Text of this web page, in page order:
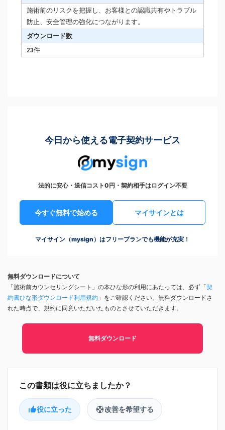
施術前のリスクを把握し、お客様との認識共有やトラブル
防止、安全管理の強化につながります。
ダウンロード数
23件
今日から使える電子契約サービス
法的に安心・送信コスト0円・契約相手はログイン不要
今すぐ無料で始める マイサインとは
マイサイン（mysign）はフリープランでも機能が充実！
無料ダウンロードについて
「施術前カウンセリングシート」の本ひな形の利用にあたっては、必ず「契
約書ひな形ダウンロード利用規約 」をご確認ください。無料ダウンロードさ
れた時点で、規約に同意いただいたものとさせていただきます。
無料ダウンロード
役に立った 改善を希望する